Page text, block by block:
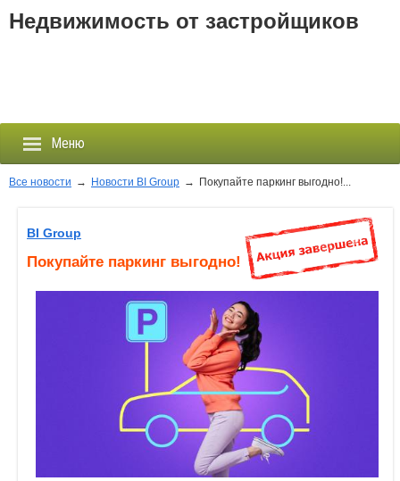
Недвижимость от застройщиков
Меню
Застройщики
Новостройки
Все новости → Новости BI Group → Покупайте паркинг выгодно!...
BI Group
Покупайте паркинг выгодно!